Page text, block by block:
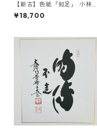
【新古】色紙「知足」 小林太
玄師 自筆 たとう紙入
¥18,700